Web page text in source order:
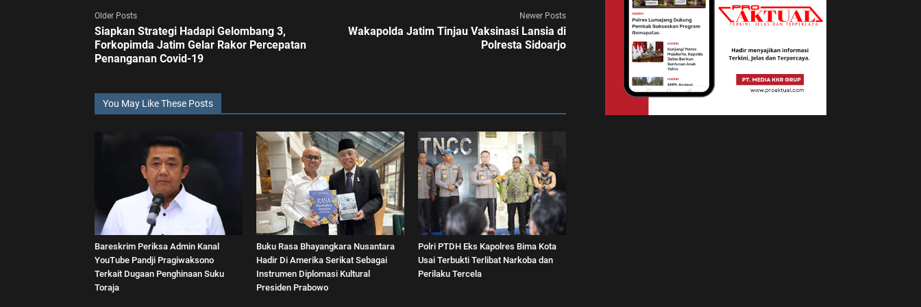
Older Posts
Siapkan Strategi Hadapi Gelombang 3,
Forkopimda Jatim Gelar Rakor Percepatan
Penanganan Covid-19
Newer Posts
Wakapolda Jatim Tinjau Vaksinasi Lansia di
Polresta Sidoarjo
You May Like These Posts
Bareskrim Periksa Admin Kanal
YouTube Pandji Pragiwaksono
Terkait Dugaan Penghinaan Suku
Toraja
Buku Rasa Bhayangkara Nusantara
Hadir Di Amerika Serikat Sebagai
Instrumen Diplomasi Kultural
Presiden Prabowo
Polri PTDH Eks Kapolres Bima Kota
Usai Terbukti Terlibat Narkoba dan
Perilaku Tercela